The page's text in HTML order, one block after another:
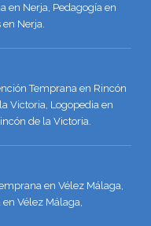
en Nerja, Pedagogía en
Nerja.
Temprana en Rincón
Victoria, Logopedia en
de la Victoria.
en Vélez Málaga,
Vélez Málaga,